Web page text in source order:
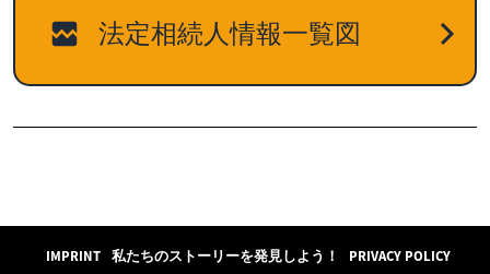
IMPRINT 私たちのストーリーを発見しよう！ PRIVACY POLICY